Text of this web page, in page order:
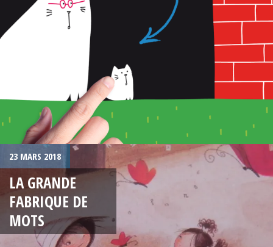
23 MARS 2018
LA GRANDE
FABRIQUE DE
MOTS